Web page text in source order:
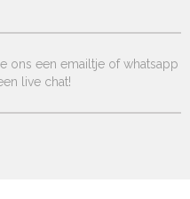
ons een emailtje of whatsapp
live chat!